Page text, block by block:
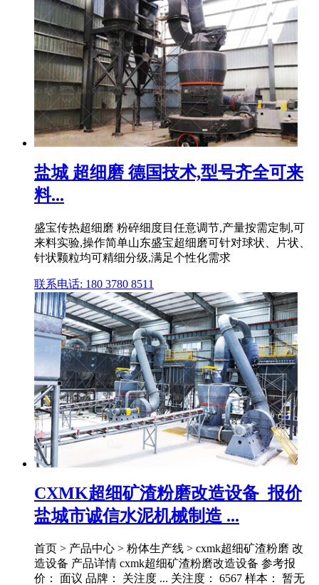
盐城 超细磨 德国技术,型号齐全可来
料...
盛宝传热超细磨 粉碎细度目任意调节,产量按需定制,可
来料实验,操作简单山东盛宝超细磨可针对球状、片状、
针状颗粒均可精细分级,满足个性化需求
联系电话: 180 3780 8511
CXMK超细矿渣粉磨改造设备_报价
盐城市诚信水泥机械制造 ...
首页 > 产品中心 > 粉体生产线 > cxmk超细矿渣粉磨 改
造设备 产品详情 cxmk超细矿渣粉磨改造设备 参考报
价： 面议 品牌： 关注度 ... 关注度： 6567 样本： 暂无